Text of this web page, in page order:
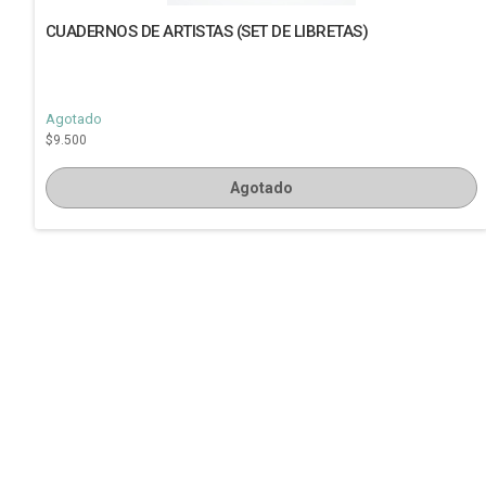
CUADERNOS DE ARTISTAS (SET DE LIBRETAS)
Agotado
$9.500
Agotado